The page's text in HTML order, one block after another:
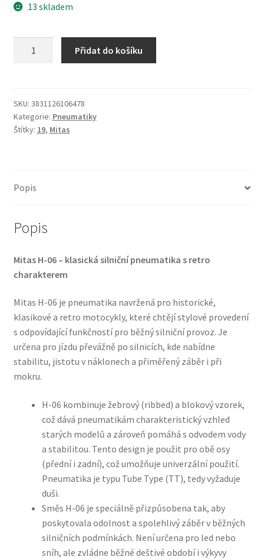
13 skladem
-
19
49P
Přidat do košíku
SKU: 3831126106478
Kategorie: Pneumatiky
Štítky: 19, Mitas
Popis
Popis
Mitas H-06 – klasická silniční pneumatika s retro
charakterem
Mitas H-06 je pneumatika navržená pro historické,
klasikové a retro motocykly, které chtějí stylové provedení
s odpovídající funkčností pro běžný silniční provoz. Je
určena pro jízdu převážně po silnicích, kde nabídne
stabilitu, jistotu v náklonech a přiměřený záběr i při
mokru.
H-06 kombinuje žebrový (ribbed) a blokový vzorek,
což dává pneumatikám charakteristický vzhled
starých modelů a zároveň pomáhá s odvodem vody
a stabilitou. Tento design je použit pro obě osy
(přední i zadní), což umožňuje univerzální použití.
Pneumatika je typu Tube Type (TT), tedy vyžaduje
duši.
Směs H-06 je speciálně přizpůsobena tak, aby
poskytovala odolnost a spolehlivý záběr v běžných
silničních podmínkách. Není určena pro led nebo
sníh, ale zvládne běžné deštivé období i výkyvy